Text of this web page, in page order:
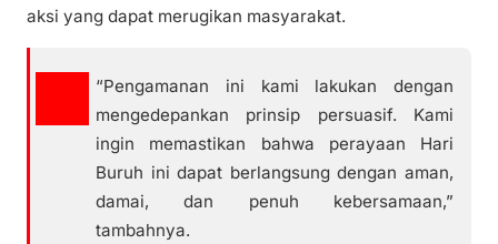
aksi yang dapat merugikan masyarakat.
“Pengamanan ini kami lakukan dengan
mengedepankan prinsip persuasif. Kami
ingin memastikan bahwa perayaan Hari
Buruh ini dapat berlangsung dengan aman,
damai, dan penuh kebersamaan,”
tambahnya.